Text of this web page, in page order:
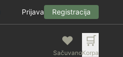
Prijava Registracija
❤️
Sačuvano
🛒
Korpa